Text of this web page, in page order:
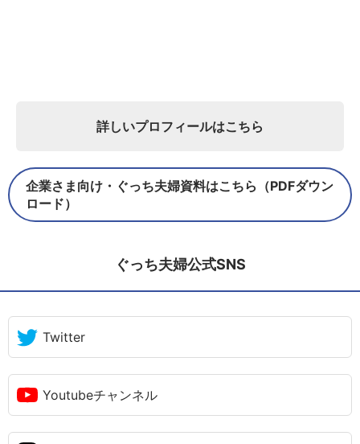
詳しいプロフィールはこちら
企業さま向け・ぐっち夫婦資料はこちら（PDFダウン
ロード）
ぐっち夫婦公式SNS
Twitter
Youtubeチャンネル